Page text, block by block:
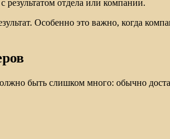
результатом отдела или компании.
Особенно это важно, когда
быть слишком много: обычно